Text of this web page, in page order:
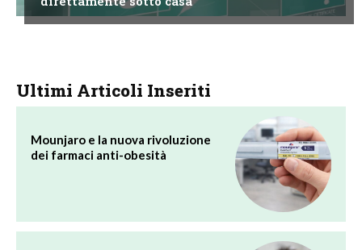
Ultimi Articoli Inseriti
Mounjaro e la nuova rivoluzione
dei farmaci anti-obesità